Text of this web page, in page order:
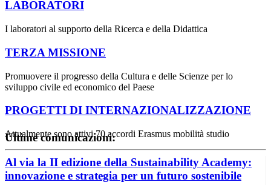
LABORATORI
I laboratori al supporto della Ricerca e della Didattica
TERZA MISSIONE
Promuovere il progresso della Cultura e delle Scienze per lo
sviluppo civile ed economico del Paese
PROGETTI DI INTERNAZIONALIZZAZIONE
Attualmente sono attivi 70 accordi Erasmus mobilità studio
Ultime comunicazioni:
Al via la II edizione della Sustainability Academy:
innovazione e strategia per un futuro sostenibile